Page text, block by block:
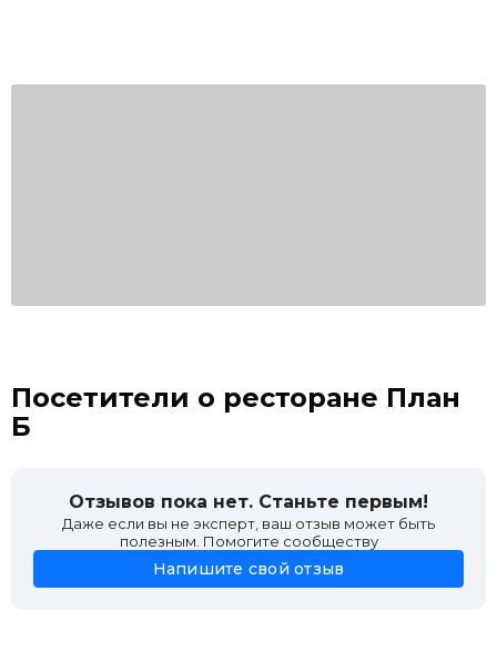
Посетители о ресторане План
Б
Отзывов пока нет. Станьте первым!
Даже если вы не эксперт, ваш отзыв может быть
полезным. Помогите сообществу
Напишите свой отзыв